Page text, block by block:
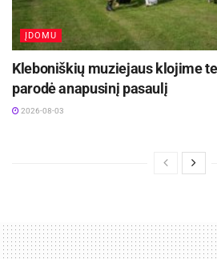
ĮDOMU
Kleboniškių muziejaus klojime
parodė anapusinį pasaulį
2026-08-03